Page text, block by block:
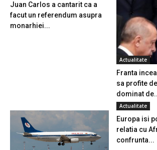
Juan Carlos a cantarit ca a
facut un referendum asupra
monarhiei...
Actualitate
Franta
sa profite
dominat
Actualitate
Europa isi
relatia cu
confrunta...